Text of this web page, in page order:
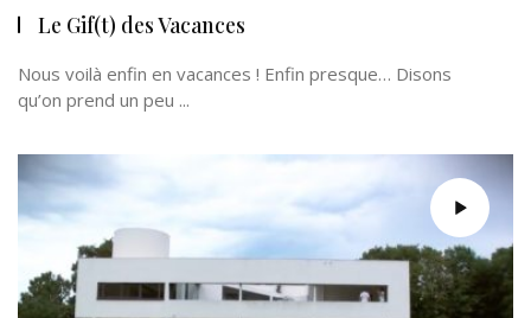
Le Gif(t) des Vacances
Nous voilà enfin en vacances ! Enfin presque… Disons
qu’on prend un peu ...